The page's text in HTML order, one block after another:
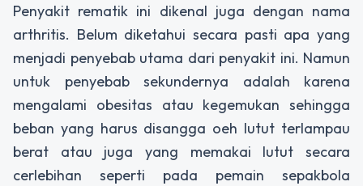
Penyakit rematik ini dikenal juga dengan nama
arthritis. Belum diketahui secara pasti apa yang
menjadi penyebab utama dari penyakit ini. Namun
untuk penyebab sekundernya adalah karena
mengalami obesitas atau kegemukan sehingga
beban yang harus disangga oeh lutut terlampau
berat atau juga yang memakai lutut secara
cerlebihan seperti pada pemain sepakbola